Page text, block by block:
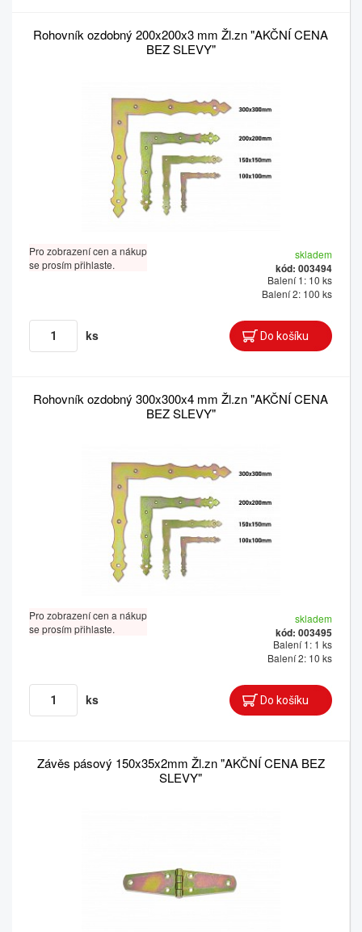
Rohovník ozdobný 200x200x3 mm Žl.zn "AKČNÍ CENA
BEZ SLEVY"
Pro zobrazení cen a nákup
se prosím přihlaste.
skladem
kód: 003494
Balení 1: 10 ks
Balení 2: 100 ks
ks
Rohovník ozdobný 300x300x4 mm Žl.zn "AKČNÍ CENA
BEZ SLEVY"
Pro zobrazení cen a nákup
se prosím přihlaste.
skladem
kód: 003495
Balení 1: 1 ks
Balení 2: 10 ks
ks
Závěs pásový 150x35x2mm Žl.zn "AKČNÍ CENA BEZ
SLEVY"